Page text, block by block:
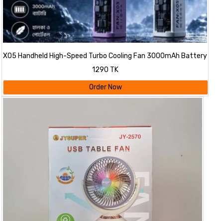
X05 Handheld High-Speed Turbo Cooling Fan 3000mAh Battery
1290 TK
Order Now